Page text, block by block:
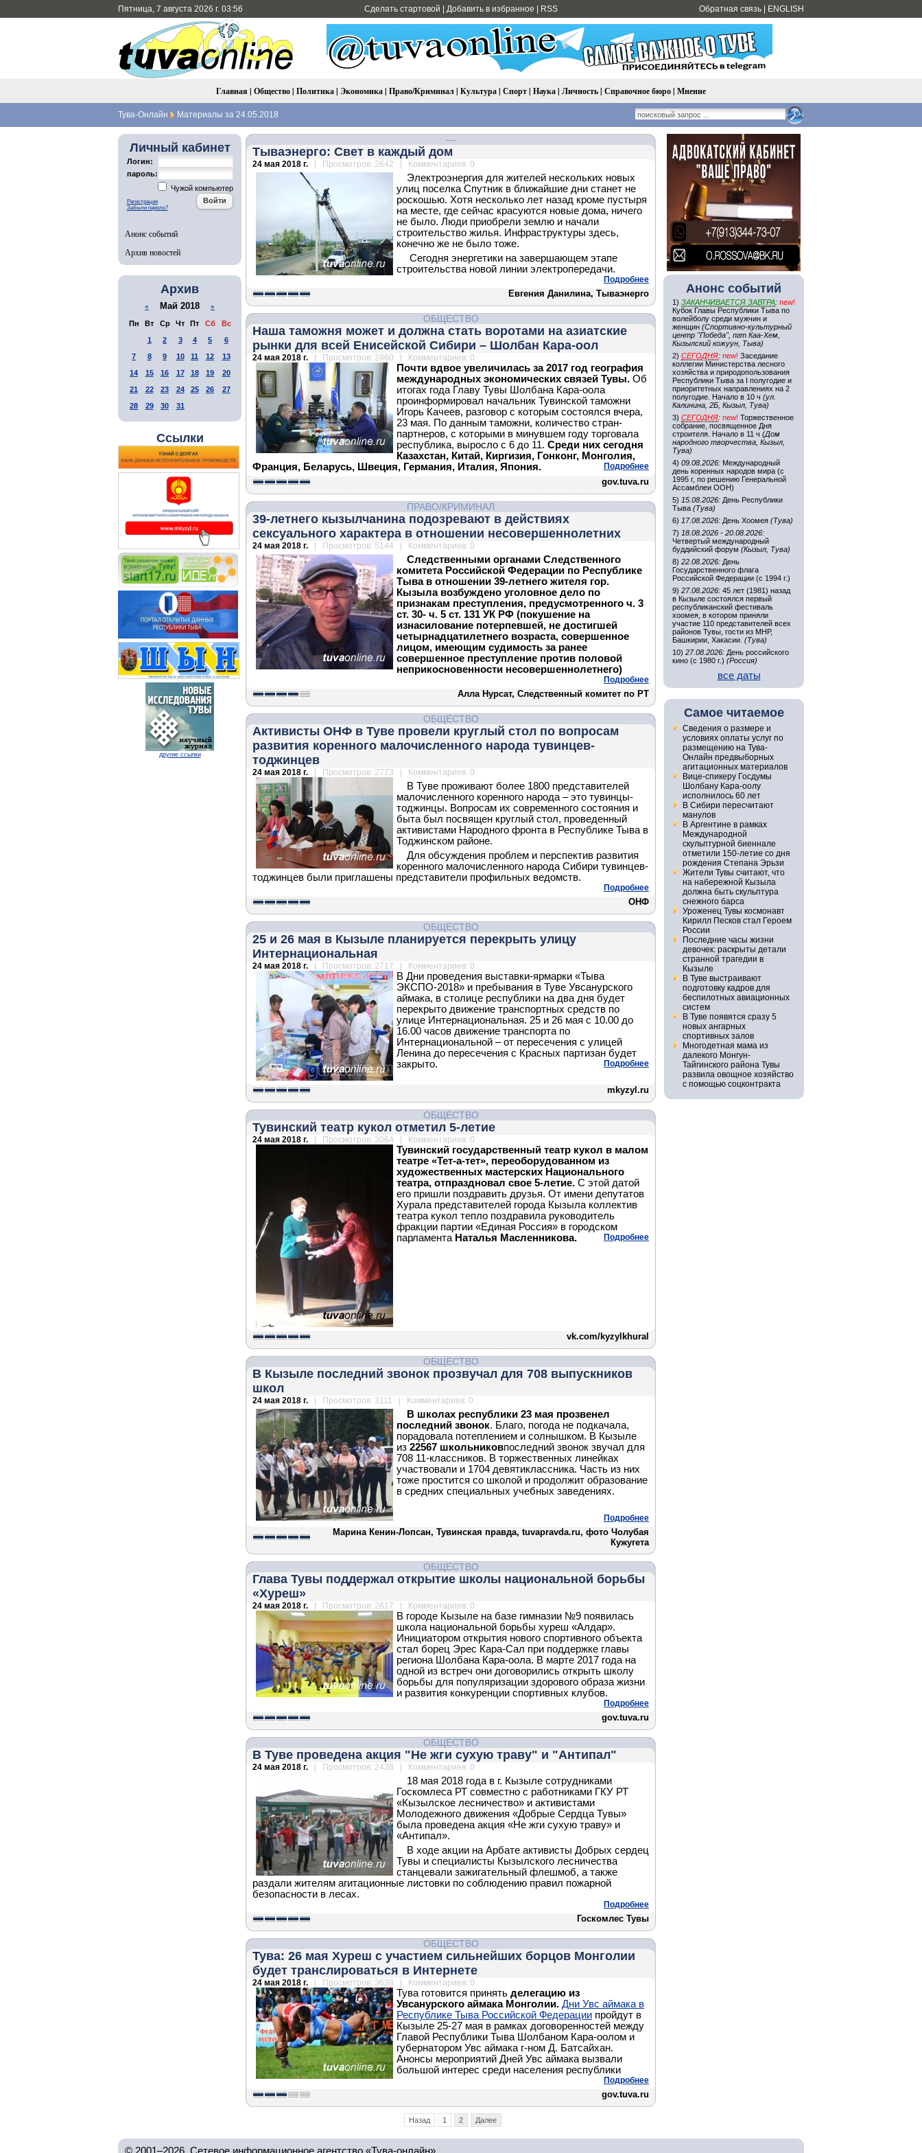
Пятница, 7 августа 2026 г. 03:56 Сделать стартовой Добавить в избранное RSS Обратная связь ENGLISH
Главная | Общество| Политика| Экономика| Право/Криминал| Культура| Спорт| Наука| Личность| Справочное бюро| Мнение
Тува-Онлайн Материалы за 24.05.2018
Личный кабинет
Логин:
пароль:
Чужой компьютер
Регистрация
Забыли пароль?
Анонс событий
Архив новостей
Архив
« Май 2018 »
Пн Вт Ср Чт Пт Сб
Вс
1
2 3 4 5
6
7
8 9 10 11 12
13
14
15 16 17 18 19
20
21
22 23 24 25 26
27
28
29 30 31
Ссылки
другие ссылки
---
Тываэнерго: Свет в каждый дом
24 мая 2018 г. | Просмотров: 2642 | Комментариев: 0
Электроэнергия для жителей нескольких новых
улиц поселка Спутник в ближайшие дни станет не
роскошью. Хотя несколько лет назад кроме пустыря
на месте, где сейчас красуются новые дома, ничего
не было. Люди приобрели землю и начали
строительство жилья. Инфраструктуры здесь,
конечно же не было тоже.
Сегодня энергетики на завершающем этапе
строительства новой линии электропередачи.
Подробнее
Евгения Данилина, Тываэнерго
ОБЩЕСТВО
Наша таможня может и должна стать воротами на азиатские
рынки для всей Енисейской Сибири – Шолбан Кара-оол
24 мая 2018 г. | Просмотров: 2860 | Комментариев: 0
Почти вдвое увеличилась за 2017 год география
международных экономических связей Тувы. Об
итогах года Главу Тувы Шолбана Кара-оола
проинформировал начальник Тувинской таможни
Игорь Качеев, разговор с которым состоялся вчера,
23 мая. По данным таможни, количество стран-
партнеров, с которыми в минувшем году торговала
республика, выросло с 6 до 11. Среди них сегодня
Казахстан, Китай, Киргизия, Гонконг, Монголия,
Франция, Беларусь, Швеция, Германия, Италия, Япония.
Подробнее
gov.tuva.ru
ПРАВО/КРИМИНАЛ
39-летнего кызылчанина подозревают в действиях
сексуального характера в отношении несовершеннолетних
24 мая 2018 г. | Просмотров: 5144 | Комментариев: 0
Следственными органами Следственного
комитета Российской Федерации по Республике
Тыва в отношении 39-летнего жителя гор.
Кызыла возбуждено уголовное дело по
признакам преступления, предусмотренного ч. 3
ст. 30- ч. 5 ст. 131 УК РФ (покушение на
изнасилование потерпевшей, не достигшей
четырнадцатилетнего возраста, совершенное
лицом, имеющим судимость за ранее
совершенное преступление против половой
неприкосновенности несовершеннолетнего)
Подробнее
Алла Нурсат, Следственный комитет по РТ
ОБЩЕСТВО
Активисты ОНФ в Туве провели круглый стол по вопросам
развития коренного малочисленного народа тувинцев-
тоджинцев
24 мая 2018 г. | Просмотров: 2773 | Комментариев: 0
В Туве проживают более 1800 представителей
малочисленного коренного народа – это тувинцы-
тоджинцы. Вопросам их современного состояния и
быта был посвящен круглый стол, проведенный
активистами Народного фронта в Республике Тыва в
Тоджинском районе.
Для обсуждения проблем и перспектив развития
коренного малочисленного народа Сибири тувинцев-
тоджинцев были приглашены представители профильных ведомств.
Подробнее
ОНФ
ОБЩЕСТВО
25 и 26 мая в Кызыле планируется перекрыть улицу
Интернациональная
24 мая 2018 г. | Просмотров: 2717 | Комментариев: 0
В Дни проведения выставки-ярмарки «Тыва
ЭКСПО-2018» и пребывания в Туве Увсанурского
аймака, в столице республики на два дня будет
перекрыто движение транспортных средств по
улице Интернациональная. 25 и 26 мая с 10.00 до
16.00 часов движение транспорта по
Интернациональной – от пересечения с улицей
Ленина до пересечения с Красных партизан будет
закрыто.
Подробнее
mkyzyl.ru
ОБЩЕСТВО
Тувинский театр кукол отметил 5-летие
24 мая 2018 г. | Просмотров: 3064 | Комментариев: 0
Тувинский государственный театр кукол в малом
театре «Тет-а-тет», переоборудованном из
художественных мастерских Национального
театра, отпраздновал свое 5-летие. С этой датой
его пришли поздравить друзья. От имени депутатов
Хурала представителей города Кызыла коллектив
театра кукол тепло поздравила руководитель
фракции партии «Единая Россия» в городском
парламента Наталья Масленникова. Подробнее
vk.com/kyzylkhural
ОБЩЕСТВО
В Кызыле последний звонок прозвучал для 708 выпускников
школ
24 мая 2018 г. | Просмотров: 3111 | Комментариев: 0
В школах республики 23 мая прозвенел
последний звонок. Благо, погода не подкачала,
порадовала потеплением и солнышком. В Кызыле
из 22567 школьниковпоследний звонок звучал для
708 11-классников. В торжественных линейках
участвовали и 1704 девятиклассника. Часть из них
тоже простится со школой и продолжит образование
в средних специальных учебных заведениях.
Подробнее
Марина Кенин-Лопсан, Тувинская правда, tuvapravda.ru, фото Чолубая
Кужугета
ОБЩЕСТВО
Глава Тувы поддержал открытие школы национальной борьбы
«Хуреш»
24 мая 2018 г. | Просмотров: 2617 | Комментариев: 0
В городе Кызыле на базе гимназии №9 появилась
школа национальной борьбы хуреш «Алдар».
Инициатором открытия нового спортивного объекта
стал борец Эрес Кара-Сал при поддержке главы
региона Шолбана Кара-оола. В марте 2017 года на
одной из встреч они договорились открыть школу
борьбы для популяризации здорового образа жизни
и развития конкуренции спортивных клубов.
Подробнее
gov.tuva.ru
ОБЩЕСТВО
В Туве проведена акция "Не жги сухую траву" и "Антипал"
24 мая 2018 г. | Просмотров: 2438 | Комментариев: 0
18 мая 2018 года в г. Кызыле сотрудниками
Госкомлеса РТ совместно с работниками ГКУ РТ
«Кызылское лесничество» и активистами
Молодежного движения «Добрые Сердца Тувы»
была проведена акция «Не жги сухую траву» и
«Антипал».
В ходе акции на Арбате активисты Добрых сердец
Тувы и специалисты Кызылского лесничества
станцевали зажигательный флешмоб, а также
раздали жителям агитационные листовки по соблюдению правил пожарной
безопасности в лесах.
Подробнее
Госкомлес Тувы
ОБЩЕСТВО
Тува: 26 мая Хуреш с участием сильнейших борцов Монголии
будет транслироваться в Интернете
24 мая 2018 г. | Просмотров: 3638 | Комментариев: 0
Тува готовится принять делегацию из
Увсанурского аймака Монголии. Дни Увс аймака в
Республике Тыва Российской Федерации пройдут в
Кызыле 25-27 мая в рамках договоренностей между
Главой Республики Тыва Шолбаном Кара-оолом и
губернатором Увс аймака г-ном Д. Батсайхан.
Анонсы мероприятий Дней Увс аймака вызвали
большой интерес среди населения республики
Подробнее
gov.tuva.ru
Назад 1 2 Далее
Анонс событий
1) ЗАКАНЧИВАЕТСЯ ЗАВТРА: new!
Кубок Главы Республики Тыва по
волейболу среди мужчин и
женщин (Спортивно-культурный
центр "Победа", пгт Каа-Хем,
Кызылский кожуун, Тыва)
2) СЕГОДНЯ: new! Заседание
коллегии Министерства лесного
хозяйства и природопользования
Республики Тыва за I полугодие и
приоритетных направлениях на 2
полугодие. Начало в 10 ч (ул.
Калинина, 2Б, Кызыл, Тува)
3) СЕГОДНЯ: new! Торжественное
собрание, посвященное Дня
строителя. Начало в 11 ч (Дом
народного творчества, Кызыл,
Тува)
4) 09.08.2026: Международный
день коренных народов мира (с
1995 г, по решению Генеральной
Ассамблеи ООН)
5) 15.08.2026: День Республики
Тыва (Тува)
6) 17.08.2026: День Хоомея (Тува)
7) 18.08.2026 - 20.08.2026:
Четвертый международный
буддийский форум (Кызыл, Тува)
8) 22.08.2026: День
Государственного флага
Российской Федерации (с 1994 г.)
9) 27.08.2026: 45 лет (1981) назад
в Кызыле состоялся первый
республиканский фестиваль
хоомея, в котором приняли
участие 110 представителей всех
районов Тувы, гости из МНР,
Башкирии, Хакасии. (Тува)
10) 27.08.2026: День российского
кино (с 1980 г.) (Россия)
все даты
Самое читаемое
Сведения о размере и
условиях оплаты услуг по
размещению на Тува-
Онлайн предвыборных
агитационных материалов
Вице-спикеру Госдумы
Шолбану Кара-оолу
исполнилось 60 лет
В Сибири пересчитают
манулов
В Аргентине в рамках
Международной
скульптурной биеннале
отметили 150-летие со дня
рождения Степана Эрьзи
Жители Тувы считают, что
на набережной Кызыла
должна быть скульптура
снежного барса
Уроженец Тувы космонавт
Кирилл Песков стал Героем
России
Последние часы жизни
девочек: раскрыты детали
странной трагедии в
Кызыле
В Туве выстраивают
подготовку кадров для
беспилотных авиационных
систем
В Туве появятся сразу 5
новых ангарных
спортивных залов
Многодетная мама из
далекого Монгун-
Тайгинского района Тувы
развила овощное хозяйство
с помощью соцконтракта